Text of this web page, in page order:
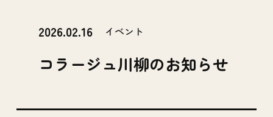
2026.02.16 イベント
コラージュ川柳のお知らせ